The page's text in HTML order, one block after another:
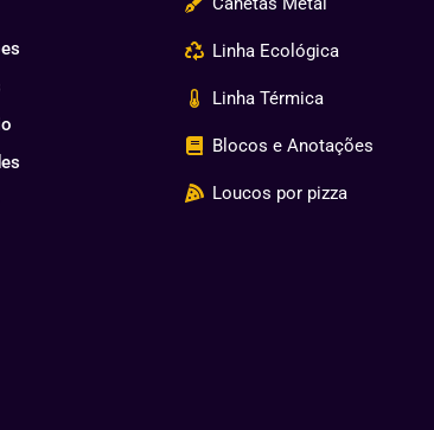
Linha Ecológica
Linha Térmica
Blocos e Anotações
Loucos por pizza